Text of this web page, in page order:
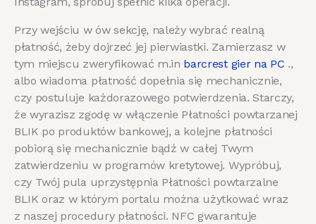
Przy wejściu w ów sekcję, należy wybrać realną
płatność, żeby dojrzeć jej pierwiastki. Zamierzasz w
tym miejscu zweryfikować m.in barcrest gier na PC .,
albo wiadoma płatność dopełnia się mechanicznie,
czy postuluje każdorazowego potwierdzenia. Starczy,
że wyrazisz zgodę w włączenie Płatności powtarzanej
BLIK po produktów bankowej, a kolejne płatności
pobiorą się mechanicznie bądź w całej Twym
zatwierdzeniu w programów kretytowej. Wypróbuj,
czy Twój pula uprzystępnia Płatności powtarzalne
BLIK oraz w którym portalu można użytkować wraz
z naszej procedury płatności. NFC gwarantuje